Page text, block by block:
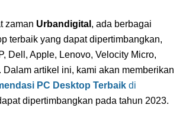
zaman Urbandigital , ada berbagai
terbaik yang dapat dipertimbangkan,
Dell, Apple, Lenovo, Velocity Micro,
Dalam artikel ini, kami akan memberikan
PC Desktop Terbaik di
dipertimbangkan pada tahun 2023.